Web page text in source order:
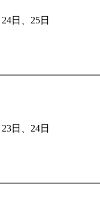
24日、 25日
23日、 24日